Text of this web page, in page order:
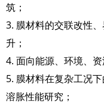
筑；
3. 膜材料的交联改性
升；
4. 面向能源、环境、
5. 膜材料在复杂工况
溶胀性能研究；